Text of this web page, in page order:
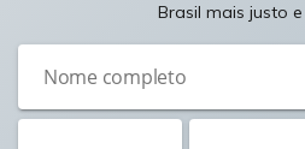
Brasil mais justo